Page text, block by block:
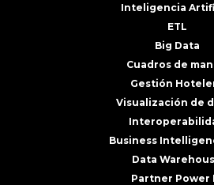
Inteligencia
ETL
Big Data
Cuadros de
Gestión
Visualización de
Business
Data
Partner Power